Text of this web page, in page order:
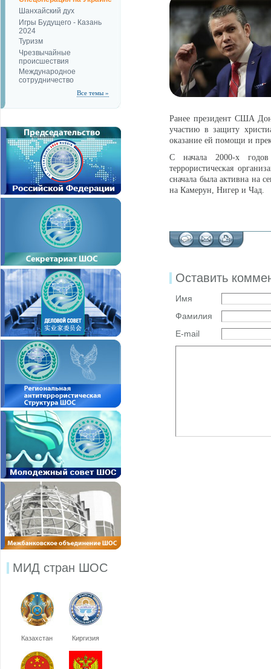
Шанхайский дух
Игры Будущего - Казань
2024
Туризм
Чрезвычайные
происшествия
Международное
сотрудничество
Все темы »
МИД стран ШОС
Казахстан Киргизия
Ранее президент США
участию в защиту
оказание ей помощи и
С начала 2000-х
террористическая
сначала была активна на
на Камерун, Нигер и Чад.
Оставить
Имя
Фамилия
E-mail